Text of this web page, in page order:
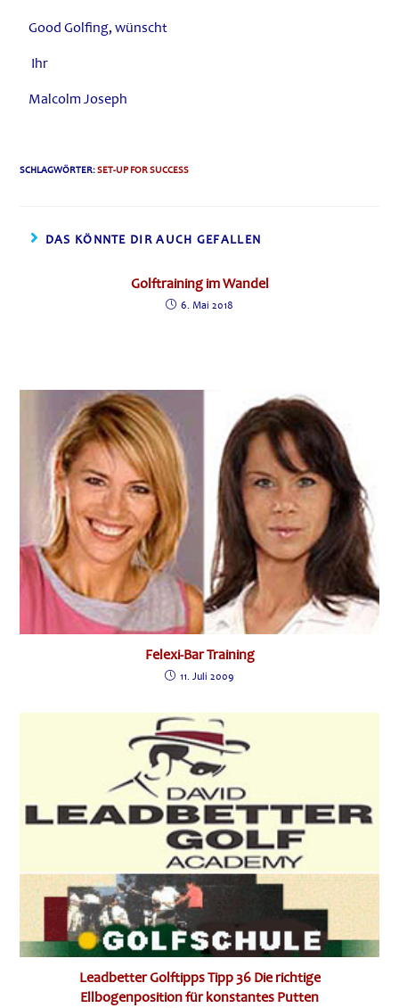
Good Golfing, wünscht
Ihr
Malcolm Joseph
SCHLAGWÖRTER:SET-UP FOR SUCCESS
DAS KÖNNTE DIR AUCH GEFALLEN
Golftraining im Wandel
6. Mai 2018
Felexi-Bar Training
11. Juli 2009
Leadbetter Golftipps Tipp 36 Die richtige
Ellbogenposition für konstantes Putten